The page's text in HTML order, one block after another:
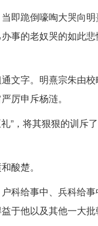
即跪倒嚎啕大哭向
事的老奴哭的如此
文字。明熹宗朱由
厉申斥杨涟。
”，将其狠狠的训斥
酸楚。
科给事中、兵科给
于他以及其他一大